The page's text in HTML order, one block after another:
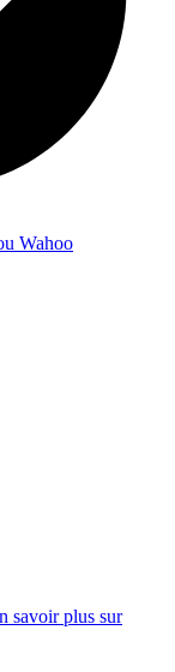
Wahoo
savoir plus sur